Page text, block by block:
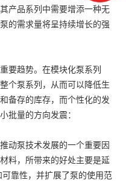
产品系列中需要增添一种无
的需求量将呈持续增长的强
要趋势。在模块化泵系列
个泵系列，从而可以降低生
备存的库存，而个性化的发
批量的方向发震：
动泵技术发展的一个重要因
料，所带来的好处主要是延
靠性，并扩展了泵的使用范